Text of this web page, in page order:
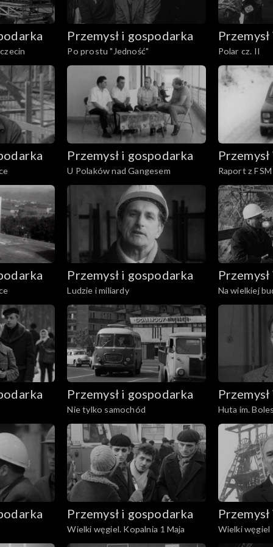
Przemysł i gospodarka
Po prostu "Jedność" Polar cz. II
Przemysł i gospodarka
U Polaków nad Gangesem Raport z
Przemysł i gospodarka
Ludzie i miliardy Na wielkiej
Przemysł i gospodarka
Nie tylko samochód Huta im.
Przemysł i gospodarka
Wielki węgiel. Kopalnia 1 Maja Wielki węgiel